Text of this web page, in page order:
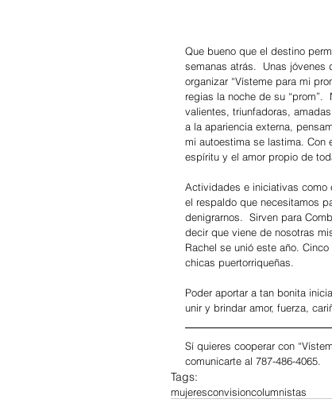
Que bueno que el destino
semanas atrás.  Unas
organizar “Vísteme para mi
regias la noche de su “prom”.
valientes, triunfadoras,
a la apariencia externa,
mi autoestima se lastima. Con
espíritu y el amor propio de
Actividades e iniciativas como
el respaldo que necesitamos
denigrarnos.  Sirven para
decir que viene de nosotras
Rachel se unió este año.
chicas puertorriqueñas.
Poder aportar a tan bonita
unir y brindar amor, fuerza,
Sí quieres cooperar con
comunicarte al 787-486-4065.
Tags:
mujeresconvisioncolumnistas